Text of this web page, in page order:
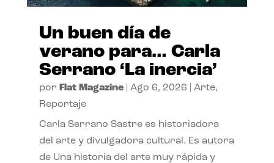
Un buen día de
verano para… Carla
Serrano ‘La inercia’
por Flat Magazine| Ago 6, 2026 Arte,
Reportaje
Carla Serrano Sastre es historiadora
del arte y divulgadora cultural. Es autora
de Una historia del arte muy rápida y